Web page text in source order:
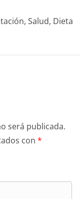
Salud, Dieta
será publicada.
con *